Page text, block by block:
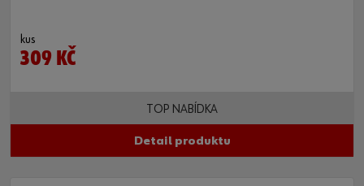
kus
309 KČ
TOP NABÍDKA
Detail produktu